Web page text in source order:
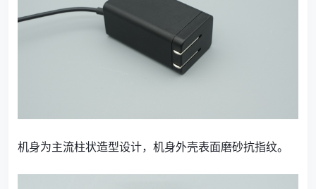
机身为主流柱状造型设计，机身外壳表面磨砂抗指纹。